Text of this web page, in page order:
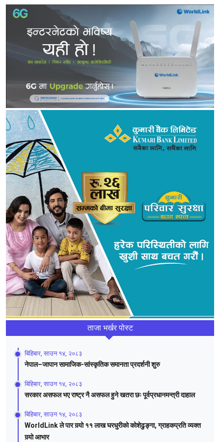
ताजा भर्खर पोस्ट
बिहिबार, साउन १४, २०८३
नेपाल–जापान सामाजिक-सांस्कृतिक समानता प्रदर्शनी शुरु
बिहिबार, साउन १४, २०८३
सरकार असफल भए राष्ट्र नै असफल हुने खतरा छः पूर्वप्रधानमन्त्री दाहाल
बिहिबार, साउन १४, २०८३
WorldLink ले पार गर्‍यो ११ लाख घरधुरीको कोशेढुङ्गा, ग्राहकप्रति व्यक्त
गर्‍यो आभार